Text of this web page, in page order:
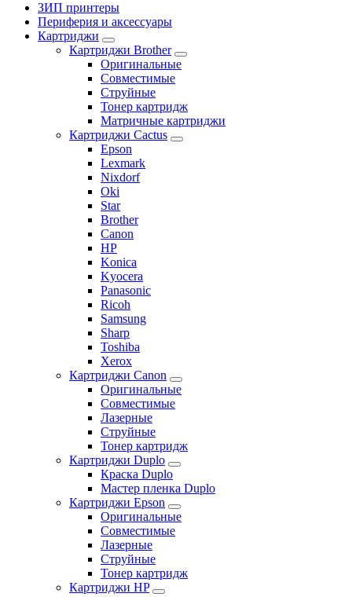
ЗИП принтеры
Периферия и аксессуары
Картриджи
Картриджи Brother
Оригинальные
Совместимые
Струйные
Тонер картридж
Матричные картриджи
Картриджи Cactus
Epson
Lexmark
Nixdorf
Oki
Star
Brother
Canon
HP
Konica
Kyocera
Panasonic
Ricoh
Samsung
Sharp
Toshiba
Xerox
Картриджи Canon
Оригинальные
Совместимые
Лазерные
Струйные
Тонер картридж
Картриджи Duplo
Краска Duplo
Мастер пленка Duplo
Картриджи Epson
Оригинальные
Совместимые
Лазерные
Струйные
Тонер картридж
Картриджи HP